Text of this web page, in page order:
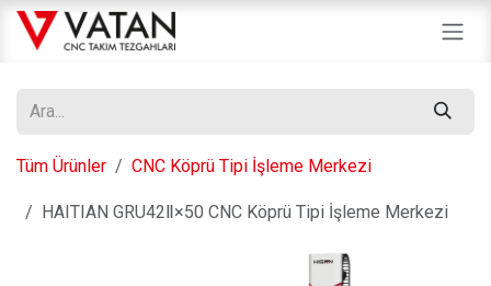
İçereği Atla
Tüm Ürünler CNC Köprü Tipi İşleme Merkezi
HAITIAN GRU42Ⅱ×50 CNC Köprü Tipi İşleme Merkezi